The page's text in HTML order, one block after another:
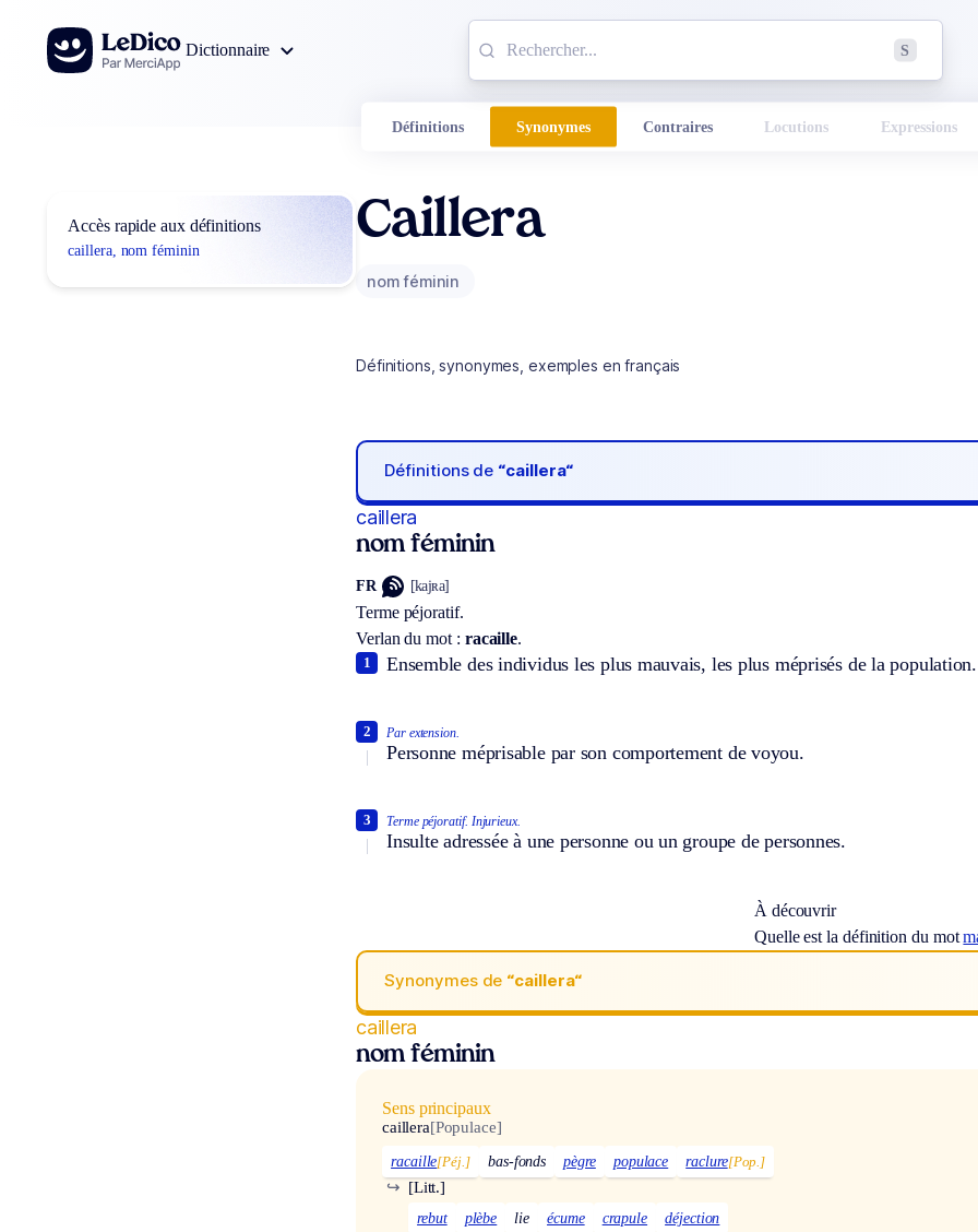
Aller au contenu
Dictionnaire
S
Définitions Synonymes Contraires Locutions Expressions
Accès rapide aux définitions
caillera, nom féminin
Caillera
nom féminin
Définitions, synonymes, exemples en français
Définitions de “caillera“
caillera
nom féminin
FR [kajʀa]
Terme péjoratif.
Verlan du mot : racaille.
Ensemble des individus les plus mauvais, les plus méprisés de la population.
1
Par extension.
Personne méprisable par son comportement de voyou.
2
Terme péjoratif. Injurieux.
Insulte adressée à une personne ou un groupe de personnes.
3
À découvrir
Quelle est la définition du mot
Synonymes de “caillera“
caillera
nom féminin
Sens principaux
caillera[Populace]
racaille[Péj.] bas-fonds pègre populace raclure[Pop.]
[Litt.]
↪
rebut plèbe lie écume crapule déjection